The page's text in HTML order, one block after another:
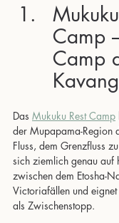
Camp
Camp
Das Mukuku Rest Camp
der Mupapama-Region
Fluss, dem Grenzfluss
sich ziemlich genau auf
zwischen dem Etosha-
Victoriafällen und
als Zwischenstopp.